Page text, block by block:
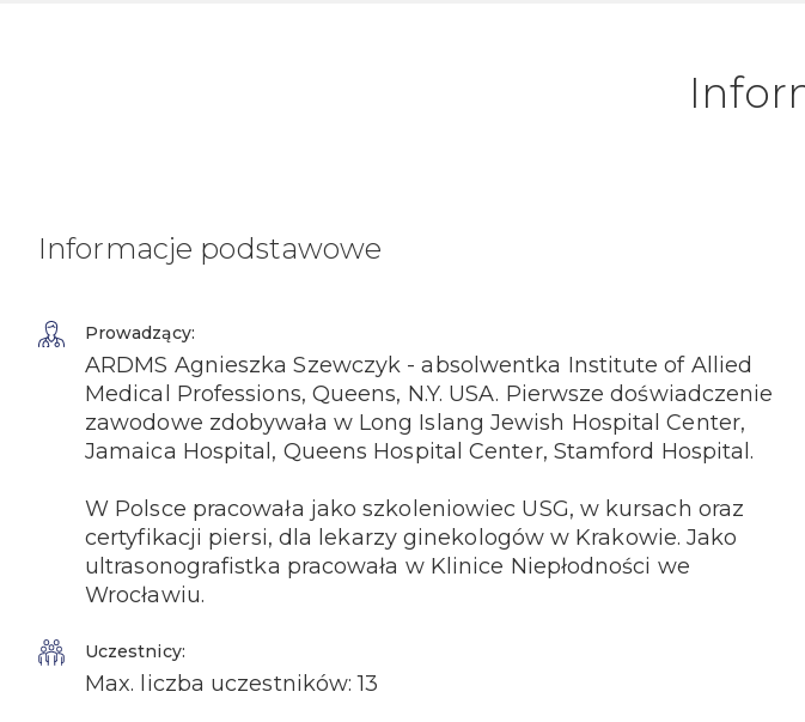
Informacje podstawowe
Prowadzący:
ARDMS Agnieszka Szewczyk - absolwentka Institute of Allied
Medical Professions, Queens, N.Y. USA. Pierwsze doświadczenie
zawodowe zdobywała w Long Islang Jewish Hospital Center,
Jamaica Hospital, Queens Hospital Center, Stamford Hospital.
W Polsce pracowała jako szkoleniowiec USG, w kursach oraz
certyfikacji piersi, dla lekarzy ginekologów w Krakowie. Jako
ultrasonografistka pracowała w Klinice Niepłodności we
Wrocławiu.
Uczestnicy:
Max. liczba uczestników: 13